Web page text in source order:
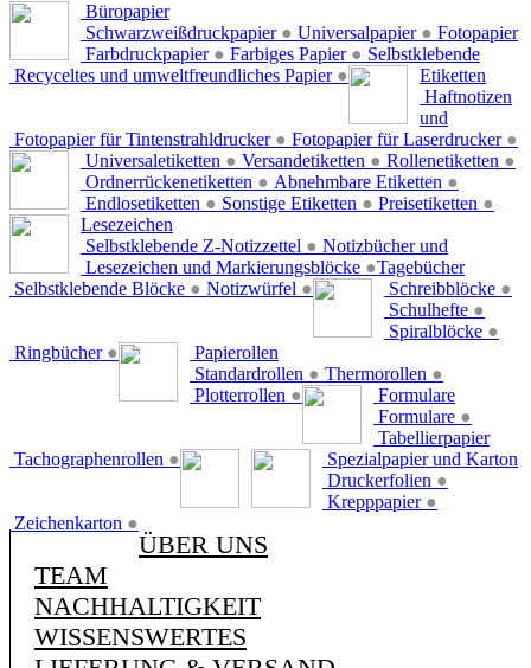
Büropapier
Schwarzweißdruckpapier ● Universalpapier ●
Farbdruckpapier ● Farbiges Papier ●
Recyceltes und umweltfreundliches Papier ●
Fotopapier
Fotopapier für Tintenstrahldrucker ● Fotopapier für Laserdrucker ●
Selbstklebende
Etiketten
Universaletiketten ● Versandetiketten ● Rollenetiketten ●
Ordnerrückenetiketten ● Abnehmbare Etiketten ●
Endlosetiketten ● Sonstige Etiketten ● Preisetiketten ●
Haftnotizen
und
Lesezeichen
Selbstklebende Z-Notizzettel ●
Lesezeichen und Markierungsblöcke ●
Selbstklebende Blöcke ● Notizwürfel ●
Notizbücher und
Tagebücher
Schreibblöcke ●
Schulhefte ●
Spiralblöcke ●
Ringbücher ●
Papierollen
Standardrollen ● Thermorollen ●
Plotterrollen ●
Formulare
Formulare ●
Tachographenrollen ●
Tabellierpapier
Spezialpapier und Karton
Druckerfolien ●
Krepppapier ●
Zeichenkarton ●
ÜBER UNS
TEAM
NACHHALTIGKEIT
WISSENSWERTES